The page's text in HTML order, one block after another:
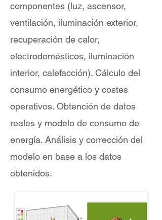
componentes (luz, ascensor,
ventilación, iluminación exterior,
recuperación de calor,
electrodomésticos, iluminación
interior, calefacción). Cálculo del
consumo energético y costes
operativos. Obtención de datos
reales y modelo de consumo de
energía. Análisis y corrección del
modelo en base a los datos
obtenidos.